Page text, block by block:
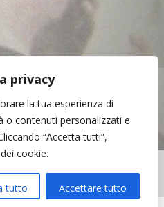
privacy
la tua esperienza di
o contenuti personalizzati e
“Accetta tutti”,
cookie.
tutto Accettare tutto
Privacy Policy
Contatti
d'Italia